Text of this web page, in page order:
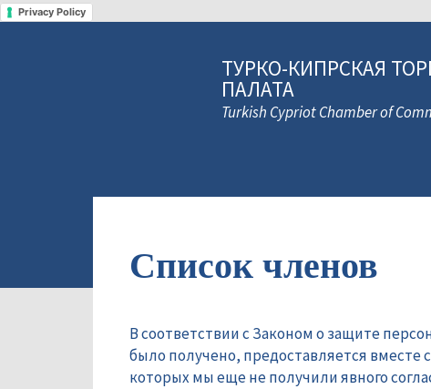
Privacy Policy
ТУРКО-КИПРСКАЯ
ПАЛАТА
Turkish Cypriot Chamber of
Список членов
В соответствии с Законом о защите
было получено, предоставляется
которых мы еще не получили явного